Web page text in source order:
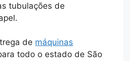
tubulações de
de máquinas
todo o estado de São